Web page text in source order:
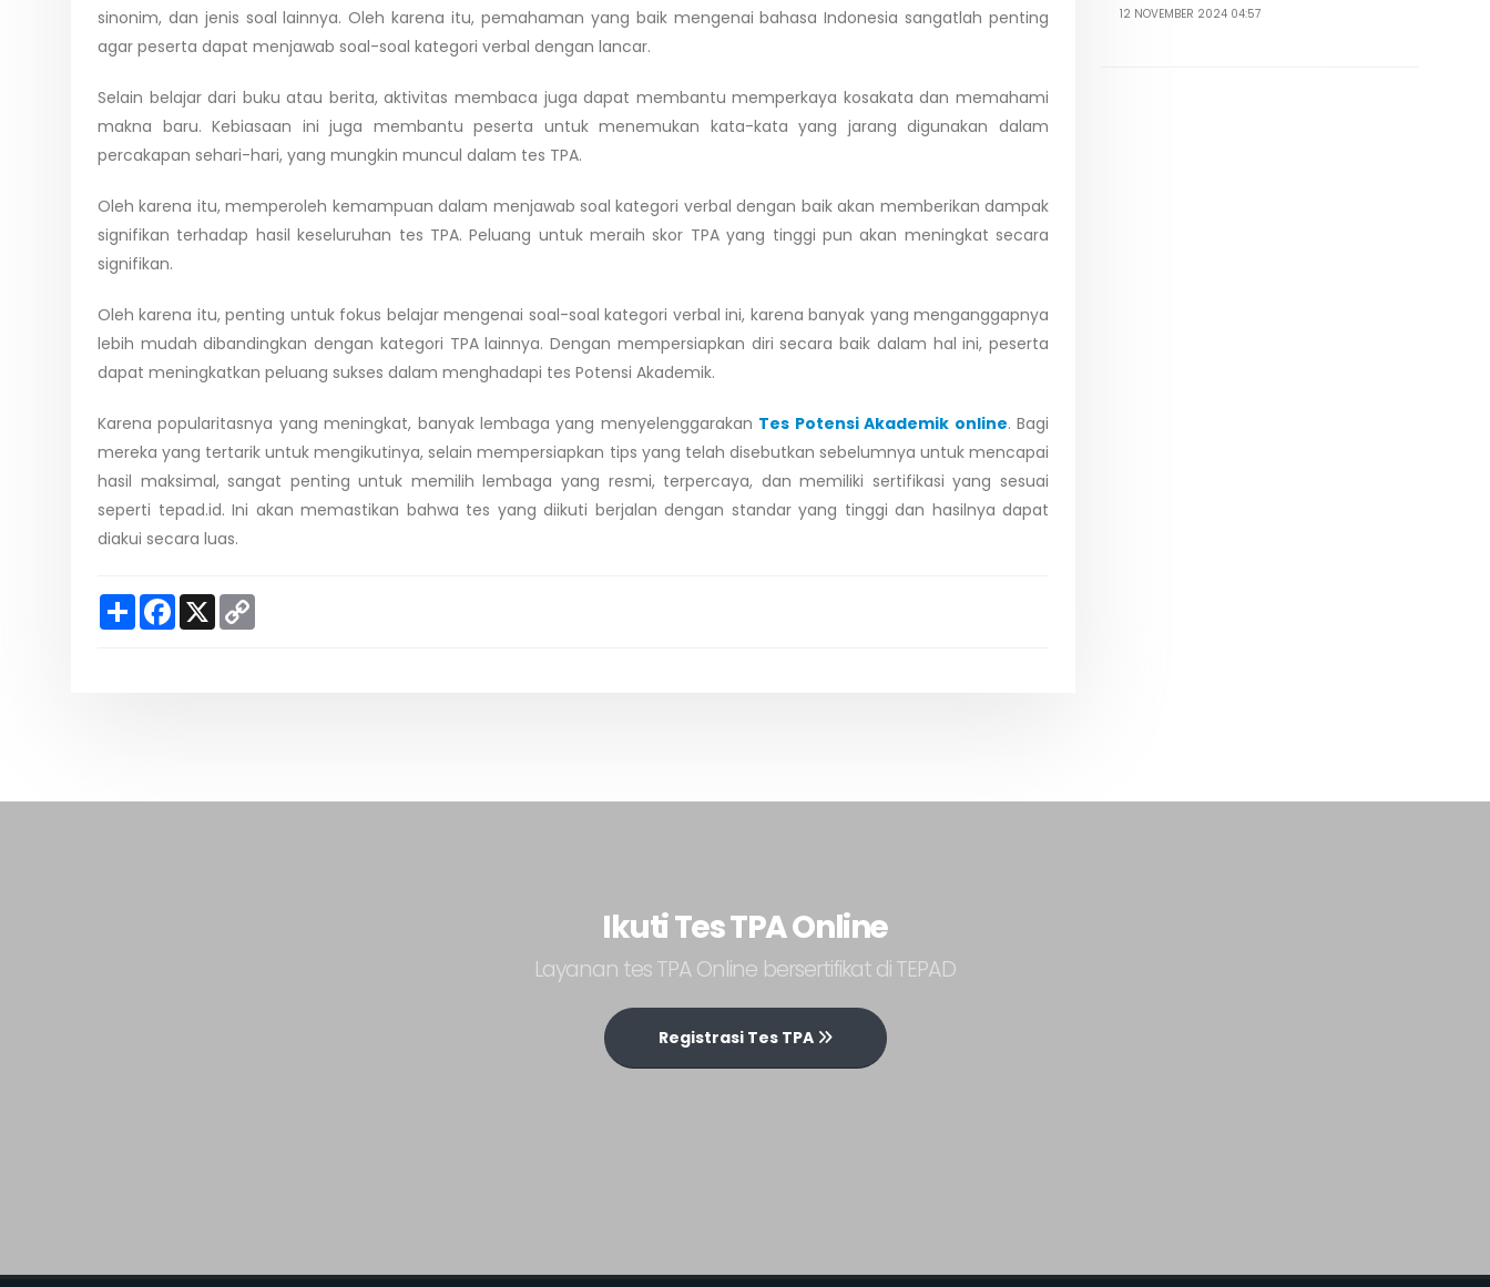
sinonim, dan jenis soal lainnya. Oleh karena itu, pemahaman yang baik mengenai bahasa Indonesia sangatlah penting
agar peserta dapat menjawab soal-soal kategori verbal dengan lancar.
Selain belajar dari buku atau berita, aktivitas membaca juga dapat membantu memperkaya kosakata dan memahami
makna baru. Kebiasaan ini juga membantu peserta untuk menemukan kata-kata yang jarang digunakan dalam
percakapan sehari-hari, yang mungkin muncul dalam tes TPA.
Oleh karena itu, memperoleh kemampuan dalam menjawab soal kategori verbal dengan baik akan memberikan dampak
signifikan terhadap hasil keseluruhan tes TPA. Peluang untuk meraih skor TPA yang tinggi pun akan meningkat secara
signifikan.
Oleh karena itu, penting untuk fokus belajar mengenai soal-soal kategori verbal ini, karena banyak yang menganggapnya
lebih mudah dibandingkan dengan kategori TPA lainnya. Dengan mempersiapkan diri secara baik dalam hal ini, peserta
dapat meningkatkan peluang sukses dalam menghadapi tes Potensi Akademik.
Karena popularitasnya yang meningkat, banyak lembaga yang menyelenggarakan Tes Potensi Akademik online. Bagi
mereka yang tertarik untuk mengikutinya, selain mempersiapkan tips yang telah disebutkan sebelumnya untuk mencapai
hasil maksimal, sangat penting untuk memilih lembaga yang resmi, terpercaya, dan memiliki sertifikasi yang sesuai
seperti tepad.id. Ini akan memastikan bahwa tes yang diikuti berjalan dengan standar yang tinggi dan hasilnya dapat
diakui secara luas.
S
h
F
X
12 NOVEMBER 2024 04:57
Ikuti Tes TPA Online
Layanan tes TPA Online bersertifikat di TEPAD
Registrasi Tes TPA